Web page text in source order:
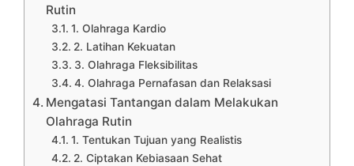
Rutin
1. Olahraga Kardio
2. Latihan Kekuatan
3. Olahraga Fleksibilitas
4. Olahraga Pernafasan dan Relaksasi
Mengatasi Tantangan dalam Melakukan
Olahraga Rutin
1. Tentukan Tujuan yang Realistis
2. Ciptakan Kebiasaan Sehat